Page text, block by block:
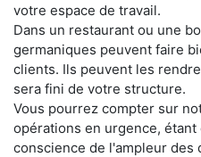
votre espace de travail.
Dans un restaurant ou une
germaniques peuvent faire
clients. Ils peuvent les
sera fini de votre structure.
Vous pourrez compter sur
opérations en urgence,
conscience de l'ampleur des